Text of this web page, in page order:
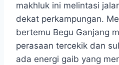
makhluk ini melintasi
dekat perkampungan.
bertemu Begu Ganjang
perasaan tercekik dan
ada energi gaib yang